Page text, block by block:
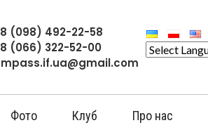
(098) 492-22-58
(066) 322-52-00
Фото Клуб Про нас